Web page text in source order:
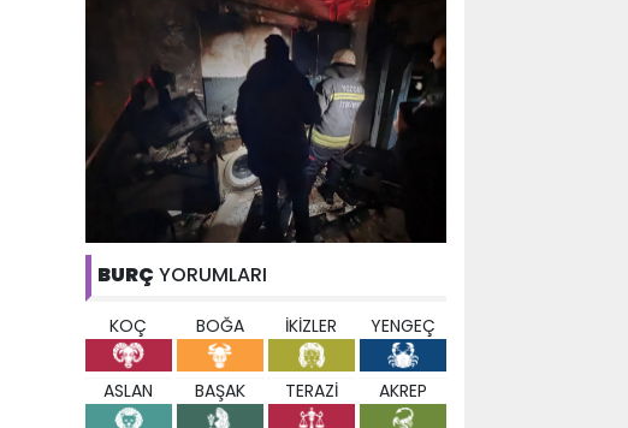
BURÇ YORUMLARI
KOÇ BOĞA İKİZLER YENGEÇ
ASLAN BAŞAK TERAZİ AKREP